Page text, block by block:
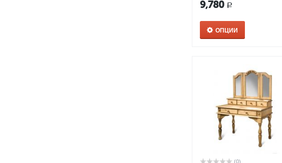
9,780 Р
ОПЦИИ
(0)